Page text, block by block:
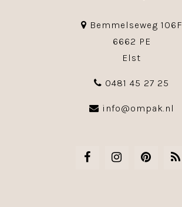
Bemmelseweg 106F
6662 PE
Elst
0481 45 27 25
info@ompak.nl